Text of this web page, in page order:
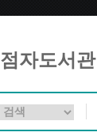
자도서관